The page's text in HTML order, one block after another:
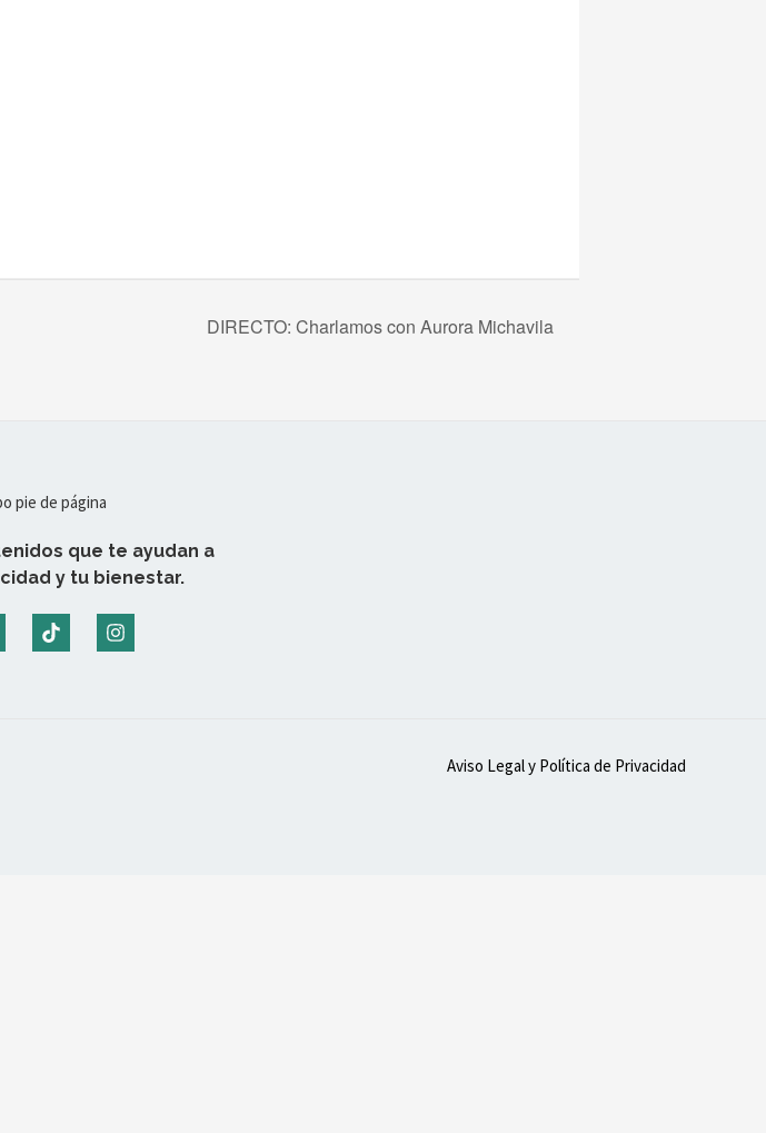
DIRECTO: Charlamos con Aurora Michavila
que te ayudan a
y tu bienestar.
Aviso Legal y Política de Privacidad